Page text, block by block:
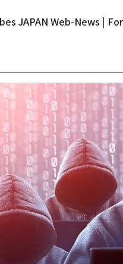
JAPAN Web-News |